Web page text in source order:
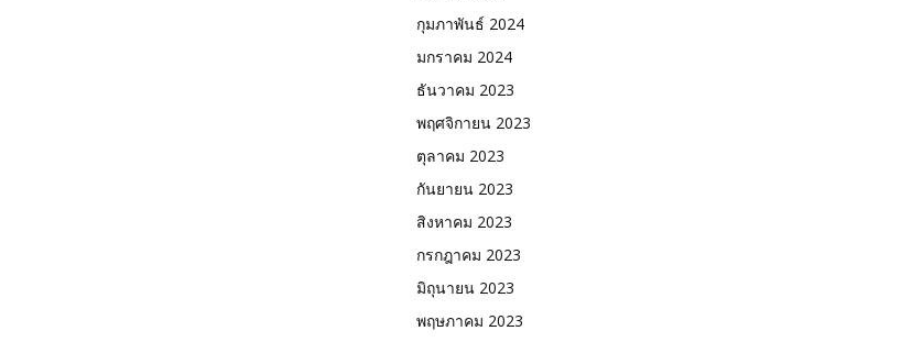
กุมภาพันธ์ 2024
มกราคม 2024
ธันวาคม 2023
พฤศจิกายน 2023
ตุลาคม 2023
กันยายน 2023
สิงหาคม 2023
กรกฎาคม 2023
มิถุนายน 2023
พฤษภาคม 2023